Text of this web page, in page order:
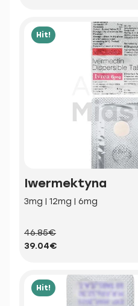
Hit!
Iwermektyna
3mg | 12mg | 6mg
46.85€
39.04€
Hit!